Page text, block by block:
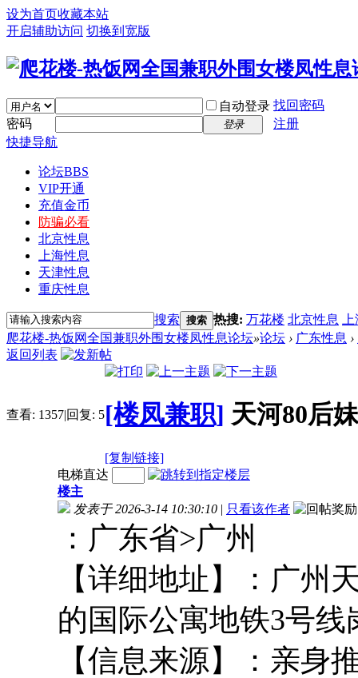
设为首页收藏本站
开启辅助访问 切换到宽版
自动登录 找回密码
密码
登录
注册
快捷导航
论坛BBS
VIP开通
充值金币
防骗必看
北京性息
上海性息
天津性息
重庆性息
搜索 搜索 热搜: 万花楼 北京性息
爬花楼-热饭网全国兼职外围女楼凤性息论坛»论坛 › 广东性息 ›
返回列表
查看: 1357|回复: 5[楼凤兼职] 天河80后
[复制链接]
电梯直达
楼主
发表于 2026-3-14 10:30:10 | 只看该作者
：广东省>广州
【详细地址】：广州
的国际公寓地铁3
【信息来源】：